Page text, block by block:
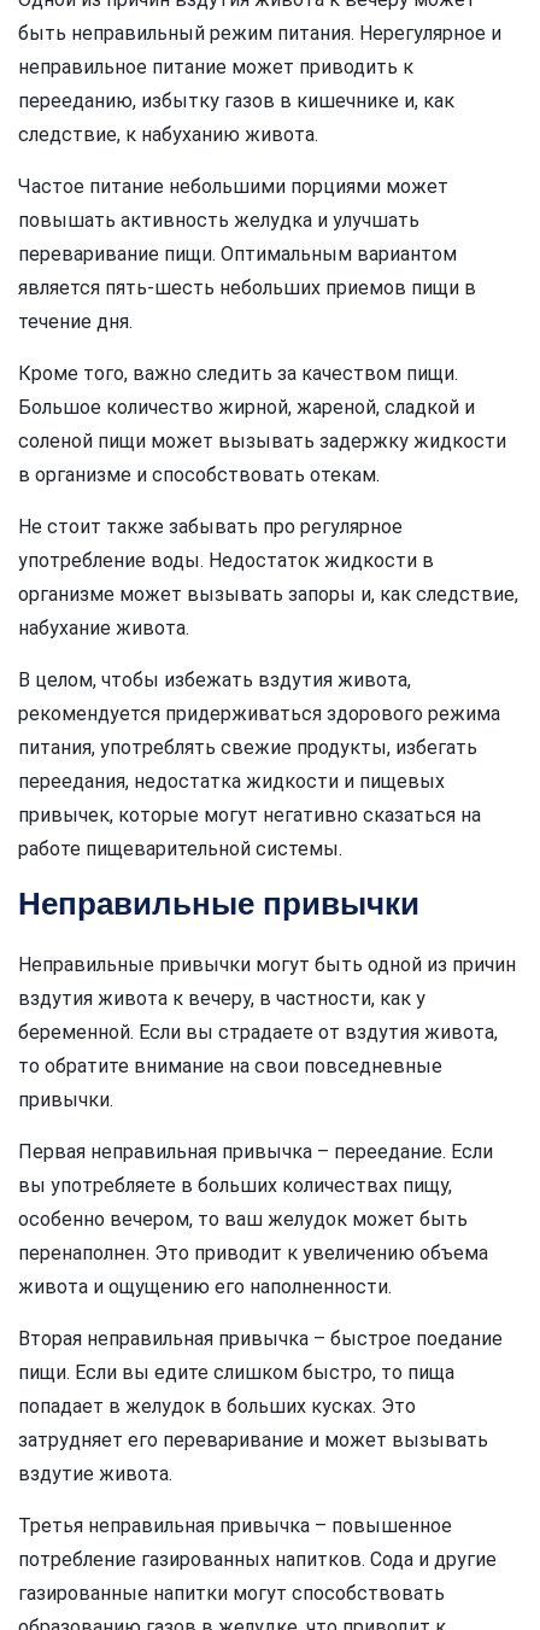
быть неправильный режим питания. Нерегулярное и
неправильное питание может приводить к
перееданию, избытку газов в кишечнике и, как
следствие, к набуханию живота.
Частое питание небольшими порциями может
повышать активность желудка и улучшать
переваривание пищи. Оптимальным вариантом
является пять-шесть небольших приемов пищи в
течение дня.
Кроме того, важно следить за качеством пищи.
Большое количество жирной, жареной, сладкой и
соленой пищи может вызывать задержку жидкости
в организме и способствовать отекам.
Не стоит также забывать про регулярное
употребление воды. Недостаток жидкости в
организме может вызывать запоры и, как следствие,
набухание живота.
В целом, чтобы избежать вздутия живота,
рекомендуется придерживаться здорового режима
питания, употреблять свежие продукты, избегать
переедания, недостатка жидкости и пищевых
привычек, которые могут негативно сказаться на
работе пищеварительной системы.
Неправильные привычки
Неправильные привычки могут быть одной из причин
вздутия живота к вечеру, в частности, как у
беременной. Если вы страдаете от вздутия живота,
то обратите внимание на свои повседневные
привычки.
Первая неправильная привычка – переедание. Если
вы употребляете в больших количествах пищу,
особенно вечером, то ваш желудок может быть
перенаполнен. Это приводит к увеличению объема
живота и ощущению его наполненности.
Вторая неправильная привычка – быстрое поедание
пищи. Если вы едите слишком быстро, то пища
попадает в желудок в больших кусках. Это
затрудняет его переваривание и может вызывать
вздутие живота.
Третья неправильная привычка – повышенное
потребление газированных напитков. Сода и другие
газированные напитки могут способствовать